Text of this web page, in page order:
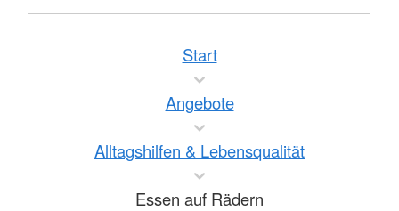
Start
Angebote
Alltagshilfen & Lebensqualität
Essen auf Rädern